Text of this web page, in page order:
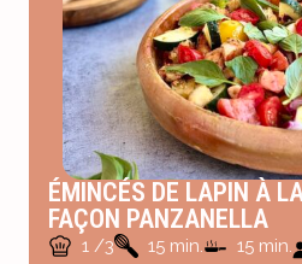
ÉMINCÉS DE LAPIN À
FAÇON PANZANELLA
1 /3 15 min. 15 min.